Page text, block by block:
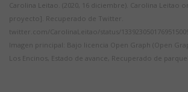
Carolina Leitao. (2020, 16 diciembre). Carolina Leitao
proyecto]. Recuperado de Twitter.
twitter.com/CarolinaLeitao/status/
Imagen principal: Bajo licencia Open Graph (Open
Los Encinos, Estado de avance, Recuperado de